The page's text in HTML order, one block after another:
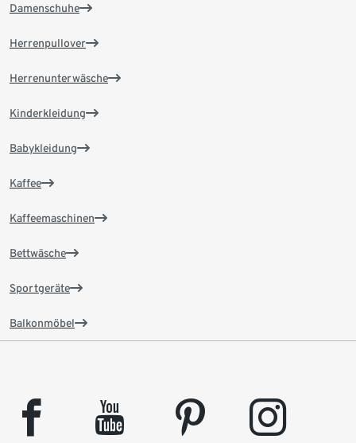
Damenschuhe
Herrenpullover
Herrenunterwäsche
Kinderkleidung
Babykleidung
Kaffee
Kaffeemaschinen
Bettwäsche
Sportgeräte
Balkonmöbel
facebook youtube pinterest instagram